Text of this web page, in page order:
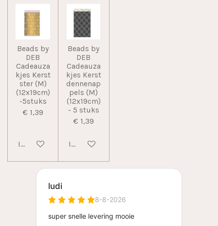
Beads by
DEB
Cadeauza
kjes Kerst
ster (M)
(12x19cm)
-5stuks
€ 1,39
In winkelwagen
Beads by
DEB
Cadeauza
kjes Kerst
dennenap
pels (M)
(12x19cm)
- 5 stuks
€ 1,39
In winkelwagen